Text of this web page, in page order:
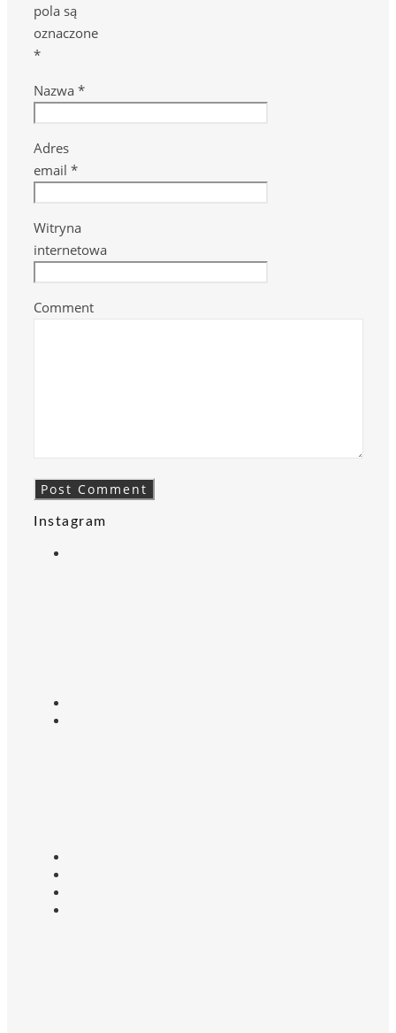
pola są
oznaczone
*
Nazwa *
Adres
email *
Witryna
internetowa
Comment
Instagram